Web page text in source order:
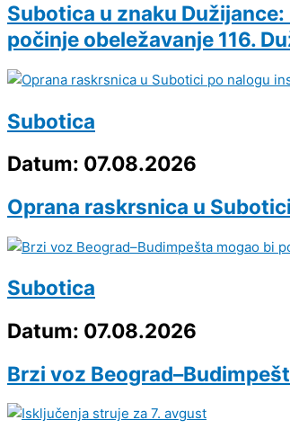
Subotica u znaku
počinje obeležavanje 116.
Subotica
Datum: 07.08.2026
Oprana raskrsnica u
Subotica
Datum: 07.08.2026
Brzi voz